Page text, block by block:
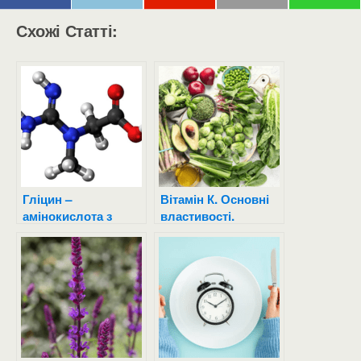
Схожі Статті:
Гліцин –
амінокислота з
користю для
здоров’я
Вітамін К. Основні
властивості.